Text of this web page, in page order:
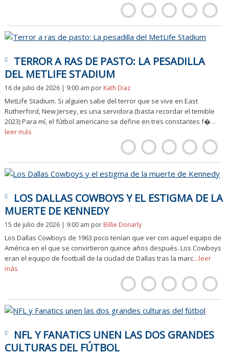
TERROR A RAS DE PASTO: LA PESADILLA
DEL METLIFE STADIUM
16 de julio de 2026 | 9:00 am por Kath Diaz
MetLife Stadium. Si alguien sabe del terror que se vive en East
Rutherford, New Jersey, es una servidora (basta recordar el temible
2023) Para mí, el fútbol americano se define en tres constantes f�…
leer más
LOS DALLAS COWBOYS Y EL ESTIGMA DE LA
MUERTE DE KENNEDY
15 de julio de 2026 | 9:00 am por Billie Donarly
Los Dallas Cowboys de 1963 poco tenían que ver con aquel equipo de
América en el que se convirtieron quince años después. Los Cowboys
eran el equipo de football de la ciudad de Dallas tras la marc…leer
más
NFL Y FANATICS UNEN LAS DOS GRANDES
CULTURAS DEL FÚTBOL